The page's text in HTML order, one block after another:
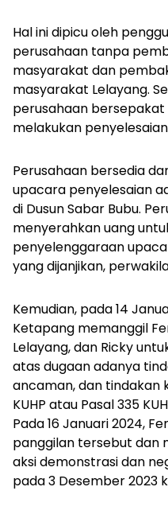
Hal ini dipicu oleh
perusahaan tanpa
masyarakat dan
masyarakat Lelayang.
perusahaan
melakukan
Perusahaan bersedia
upacara penyelesaian
di Dusun Sabar Bubu.
menyerahkan uang
penyelenggaraan
yang dijanjikan,
Kemudian, pada 14
Ketapang memanggil
Lelayang, dan Ricky
atas dugaan adanya
ancaman, dan tindakan
KUHP atau Pasal 335
Pada 16 Januari 2024,
panggilan tersebut dan
aksi demonstrasi dan
pada 3 Desember 2023